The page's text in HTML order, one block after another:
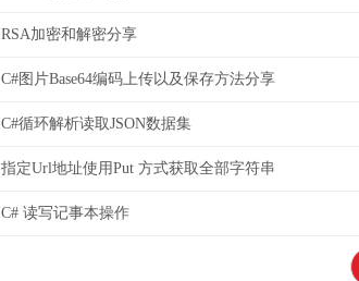
RSA加密和解密分享
C#图片Base64编码上传以及保存方法分享
C#循环解析读取JSON数据集
指定Url地址使用Put 方式获取全部字符串
C# 读写记事本操作